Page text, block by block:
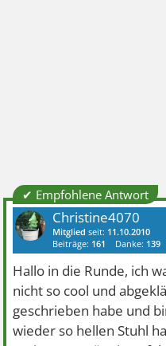
✔ Empfohlene Antwort
Christine4070
Mitglied seit: 11.10.2010
Beiträge: 161 Danke: 139
Hallo in die Runde, ich
nicht so cool und
geschrieben habe und
wieder so hellen Stuhl